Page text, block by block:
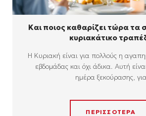
Και ποιος καθαρίζει τώρα τα
κυριακάτικο
Η Κυριακή είναι για πολλούς η
εβδομάδας και όχι άδικα. Αυτή
ημέρα ξεκούρασης, για
ΠΕΡΙΣΣΟΤΕΡΑ